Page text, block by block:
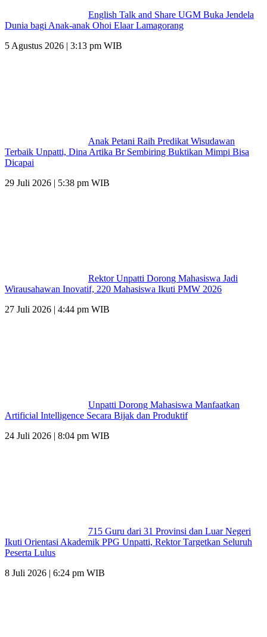
English Talk and Share UGM Buka Jendela
Dunia bagi Anak-anak Ohoi Elaar Lamagorang
5 Agustus 2026 | 3:13 pm WIB
Anak Petani Raih Predikat Wisudawan
Terbaik Unpatti, Dina Artika Br Sembiring Buktikan Mimpi Bisa
Dicapai
29 Juli 2026 | 5:38 pm WIB
Rektor Unpatti Dorong Mahasiswa Jadi
Wirausahawan Inovatif, 220 Mahasiswa Ikuti PMW 2026
27 Juli 2026 | 4:44 pm WIB
Unpatti Dorong Mahasiswa Manfaatkan
Artificial Intelligence Secara Bijak dan Produktif
24 Juli 2026 | 8:04 pm WIB
715 Guru dari 31 Provinsi dan Luar Negeri
Ikuti Orientasi Akademik PPG Unpatti, Rektor Targetkan Seluruh
Peserta Lulus
8 Juli 2026 | 6:24 pm WIB